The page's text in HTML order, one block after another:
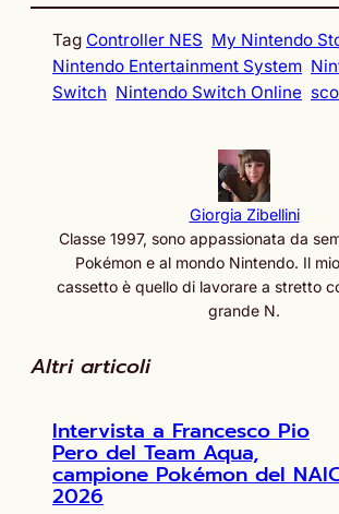
Tag Controller NES My Nintendo
Nintendo Entertainment System
Switch Nintendo Switch Online
Giorgia Zibellini
Classe 1997, sono appassionata da
Pokémon e al mondo Nintendo. Il
cassetto è quello di lavorare a stretto
grande N.
Altri articoli
Intervista a Francesco Pio
Pero del Team Aqua,
campione Pokémon del
2026